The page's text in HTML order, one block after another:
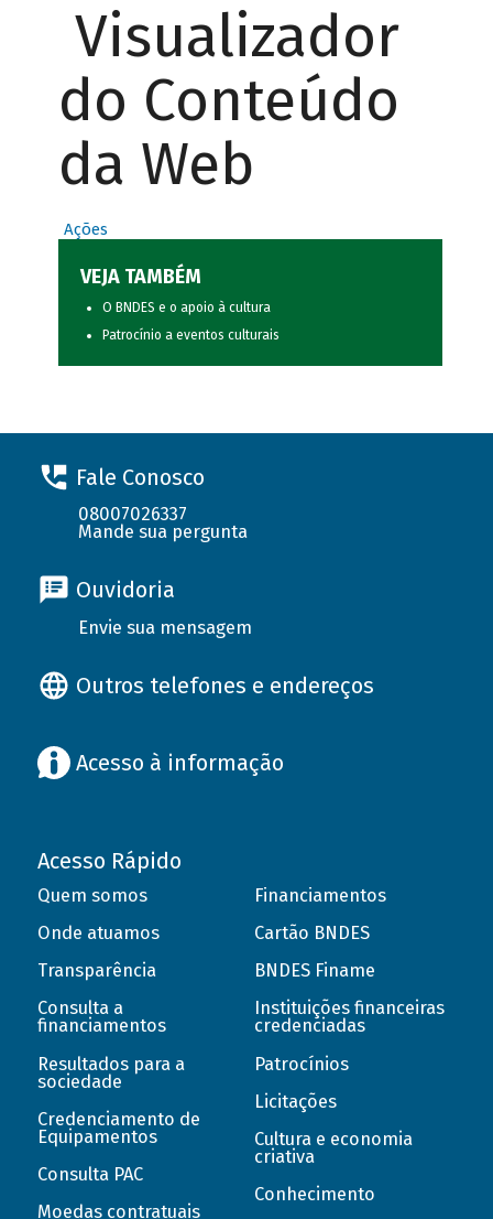
Visualizador
do Conteúdo
da Web
Ações
VEJA TAMBÉM
O BNDES e o apoio à cultura
Patrocínio a eventos culturais
Fale Conosco
08007026337
Mande sua pergunta
Ouvidoria
Envie sua mensagem
Outros telefones e endereços
Acesso à informação
Acesso Rápido
Quem somos
Onde atuamos
Transparência
Consulta a
financiamentos
Resultados para a
sociedade
Credenciamento de
Equipamentos
Consulta PAC
Moedas contratuais
Financiamentos
Cartão BNDES
BNDES Finame
Instituições financeiras
credenciadas
Patrocínios
Licitações
Cultura e economia
criativa
Conhecimento